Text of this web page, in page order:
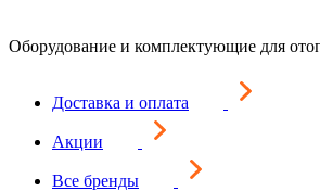
Оборудование и комплектующие для
Доставка и оплата
Акции
Все бренды